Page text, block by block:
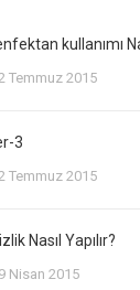
kullanımı
Temmuz 2015
3
Temmuz 2015
Nasıl Yapılır?
Nisan 2015